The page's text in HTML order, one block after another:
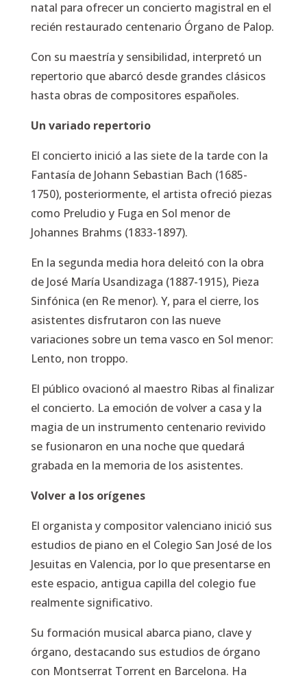
natal para ofrecer un concierto magistral en el
recién restaurado centenario Órgano de Palop.
Con su maestría y sensibilidad, interpretó un
repertorio que abarcó desde grandes clásicos
hasta obras de compositores españoles.
Un variado repertorio
El concierto inició a las siete de la tarde con la
Fantasía de Johann Sebastian Bach (1685-
1750), posteriormente, el artista ofreció piezas
como Preludio y Fuga en Sol menor de
Johannes Brahms (1833-1897).
En la segunda media hora deleitó con la obra
de José María Usandizaga (1887-1915), Pieza
Sinfónica (en Re menor). Y, para el cierre, los
asistentes disfrutaron con las nueve
variaciones sobre un tema vasco en Sol menor:
Lento, non troppo.
El público ovacionó al maestro Ribas al finalizar
el concierto. La emoción de volver a casa y la
magia de un instrumento centenario revivido
se fusionaron en una noche que quedará
grabada en la memoria de los asistentes.
Volver a los orígenes
El organista y compositor valenciano inició sus
estudios de piano en el Colegio San José de los
Jesuitas en Valencia, por lo que presentarse en
este espacio, antigua capilla del colegio fue
realmente significativo.
Su formación musical abarca piano, clave y
órgano, destacando sus estudios de órgano
con Montserrat Torrent en Barcelona. Ha